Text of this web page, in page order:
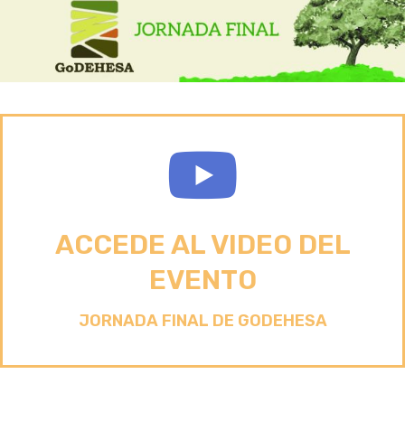
ACCEDE AL VIDEO DEL
EVENTO
JORNADA FINAL DE GODEHESA